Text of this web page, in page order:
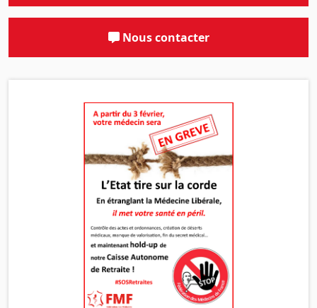
Nous contacter